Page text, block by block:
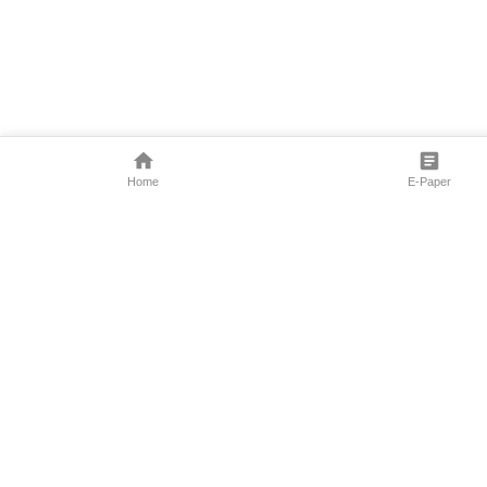
Home E-Paper